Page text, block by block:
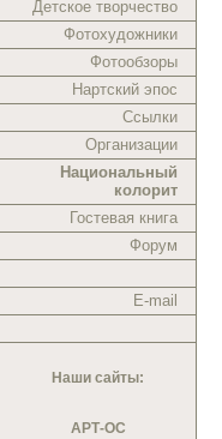
Детское творчество
Фотохудожники
Фотообзоры
Нартский эпос
Ссылки
Организации
Национальный
колорит
Гостевая книга
Форум
E-mail
Наши сайты:
АРТ-ОС